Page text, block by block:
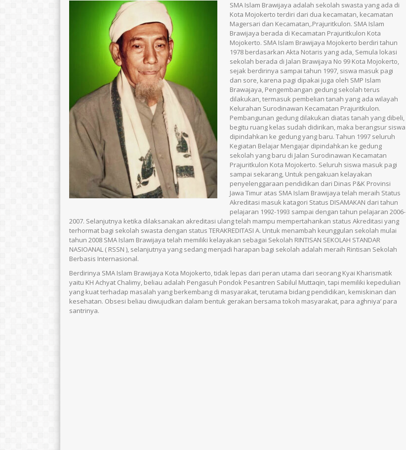
SMA Islam Brawijaya adalah sekolah swasta yang ada di
Kota Mojokerto terdiri dari dua kecamatan, kecamatan
Magersari dan Kecamatan,.Prajuritkulon. SMA Islam
Brawijaya berada di Kecamatan Prajuritkulon Kota
Mojokerto. SMA Islam Brawijaya Mojokerto berdiri tahun
1978 berdasarkan Akta Notaris yang ada, Semula lokasi
sekolah berada di Jalan Brawijaya No 99 Kota Mojokerto,
sejak berdirinya sampai tahun 1997, siswa masuk pagi
dan sore, karena pagi dipakai juga oleh SMP Islam
Brawajaya, Pengembangan gedung sekolah terus
dilakukan, termasuk pembelian tanah yang ada wilayah
Kelurahan Surodinawan Kecamatan Prajuritkulon.
Pembangunan gedung dilakukan diatas tanah yang dibeli,
begitu ruang kelas sudah didirikan, maka berangsur siswa
dipindahkan ke gedung yang baru. Tahun 1997 seluruh
Kegiatan Belajar Mengajar dipindahkan ke gedung
sekolah yang baru di Jalan Surodinawan Kecamatan
Prajuritkulon Kota Mojokerto. Seluruh siswa masuk pagi
sampai sekarang, Untuk pengakuan kelayakan
penyelenggaraan pendidikan dari Dinas P&K Provinsi
Jawa Timur atas SMA Islam Brawijaya telah meraih Status
Akreditasi masuk katagori Status DISAMAKAN dari tahun
pelajaran 1992-1993 sampai dengan tahun pelajaran 2006-
2007. Selanjutnya ketika dilaksanakan akreditasi ulang telah mampu mempertahankan status Akreditasi yang
terhormat bagi sekolah swasta dengan status TERAKREDITASI A. Untuk menambah keunggulan sekolah mulai
tahun 2008 SMA Islam Brawijaya telah memiliki kelayakan sebagai Sekolah RINTISAN SEKOLAH STANDAR
NASIOANAL ( RSSN ), selanjutnya yang sedang menjadi harapan bagi sekolah adalah meraih Rintisan Sekolah
Berbasis Internasional.
Berdirinya SMA Islam Brawijaya Kota Mojokerto, tidak lepas dari peran utama dari seorang Kyai Kharismatik
yaitu KH Achyat Chalimy, beliau adalah Pengasuh Pondok Pesantren Sabilul Muttaqin, tapi memiliki kepedulian
yang kuat terhadap masalah yang berkembang di masyarakat, terutama bidang pendidikan, kemiskinan dan
kesehatan. Obsesi beliau diwujudkan dalam bentuk gerakan bersama tokoh masyarakat, para aghniya’ para
santrinya.